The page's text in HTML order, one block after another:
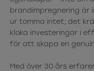
brandimpregnering är
ur tomma intet; det
kloka investeringar i
för att skapa en
Med över 30 års